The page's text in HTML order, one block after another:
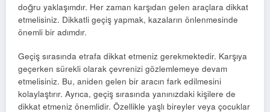
doğru yaklaşımdır. Her zaman karşıdan gelen araçlara dikkat
etmelisiniz. Dikkatli geçiş yapmak, kazaların önlenmesinde
önemli bir adımdır.
Geçiş sırasında etrafa dikkat etmeniz gerekmektedir. Karşıya
geçerken sürekli olarak çevrenizi gözlemlemeye devam
etmelisiniz. Bu, aniden gelen bir aracın fark edilmesini
kolaylaştırır. Ayrıca, geçiş sırasında yanınızdaki kişilere de
dikkat etmeniz önemlidir. Özellikle yaşlı bireyler veya çocuklar